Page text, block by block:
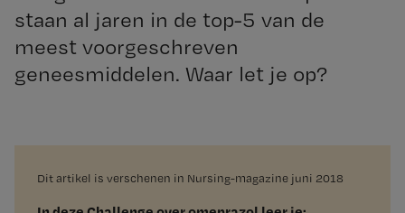
staan al jaren in de top-5 van de
meest voorgeschreven
geneesmiddelen. Waar let je op?
Dit artikel is verschenen in Nursing-magazine juni 2018